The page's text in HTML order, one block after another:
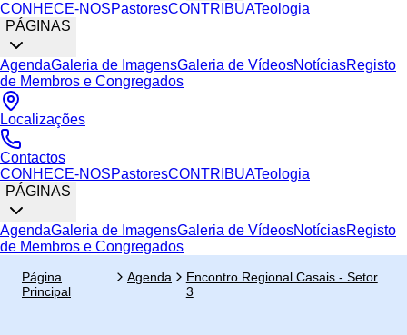
CONHECE-NOSPastoresCONTRIBUATeologia
PÁGINAS
AgendaGaleria de ImagensGaleria de VídeosNotíciasRegisto
de Membros e Congregados
Localizações
Contactos
CONHECE-NOSPastoresCONTRIBUATeologia
PÁGINAS
AgendaGaleria de ImagensGaleria de VídeosNotíciasRegisto
de Membros e Congregados
Página
Principal
Agenda
Encontro Regional Casais - Setor
3